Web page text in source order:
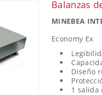
Balanzas
MINEBEA
Economy Ex
Diseño
1 salida